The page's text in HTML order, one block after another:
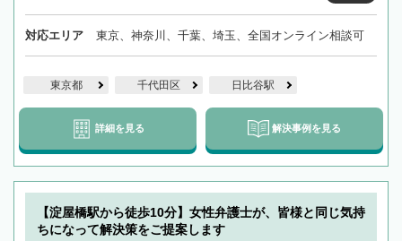
対応エリア 東京、神奈川、千葉、埼玉、全国オンライン相談可
東京都 千代田区 日比谷駅
詳細を見る 解決事例を見る
【淀屋橋駅から徒歩10分】女性弁護士が、皆様と同じ気持
ちになって解決策をご提案します